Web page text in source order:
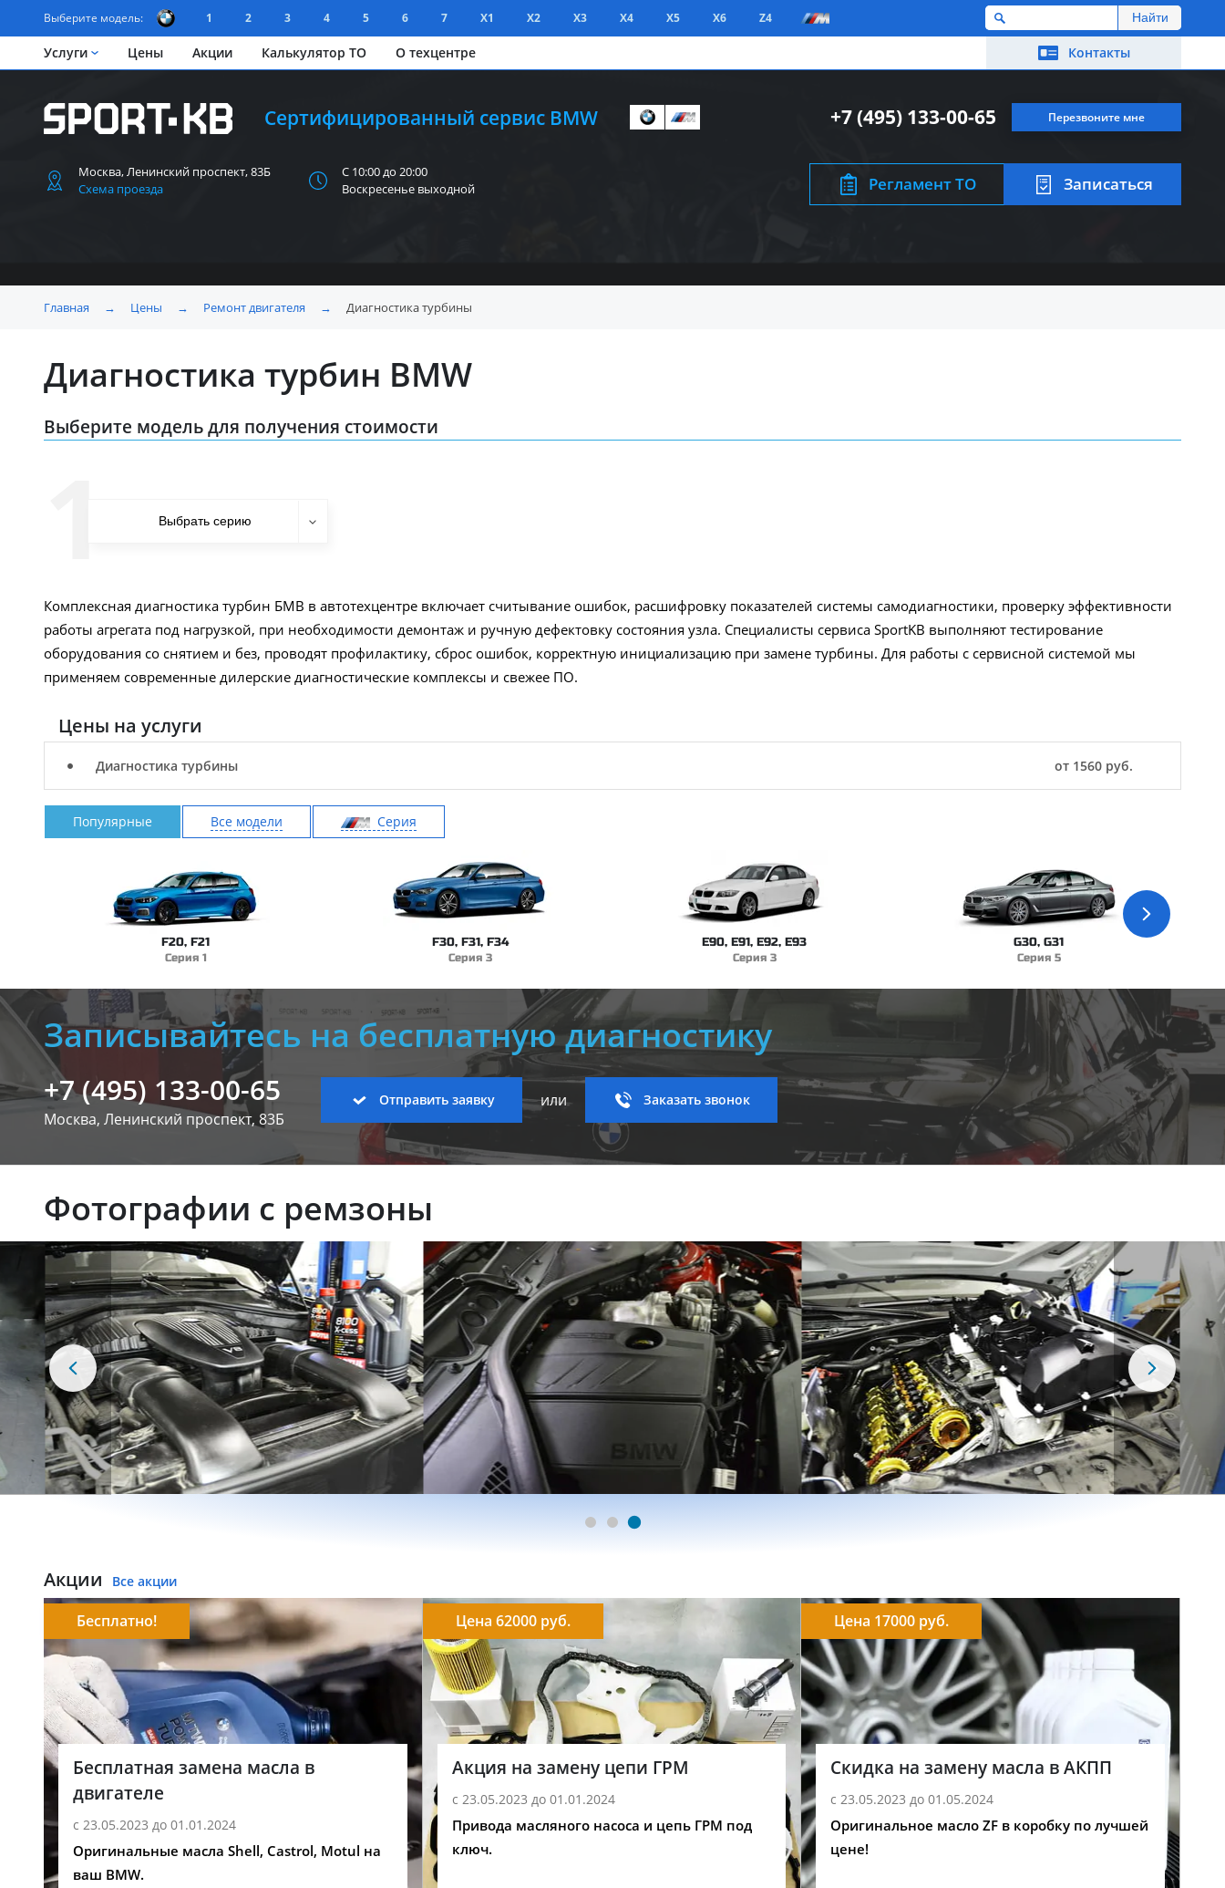
Выберите модель: 1 2 3 4 5 6 7 X1 X2 X3 X4 X5 X6 Z4
Услуги Цены Акции Калькулятор ТО О техцентре Контакты
Сертифицированный сервис BMW Перезвоните мне
+7 (495) 133-00-65
Москва, Ленинский проспект, 83Б
Схема проезда
С 10:00 до 20:00
Воскресенье выходной
Регламент ТО Записаться
Главная → Цены → Ремонт двигателя → Диагностика турбины
Диагностика турбин BMW
Выберите модель для получения стоимости
Комплексная диагностика турбин БМВ в автотехцентре включает считывание ошибок, расшифровку показателей системы самодиагностики, проверку эффективности
работы агрегата под нагрузкой, при необходимости демонтаж и ручную дефектовку состояния узла. Специалисты сервиса SportKB выполняют тестирование
оборудования со снятием и без, проводят профилактику, сброс ошибок, корректную инициализацию при замене турбины. Для работы с сервисной системой мы
применяем современные дилерские диагностические комплексы и свежее ПО.
Цены на услуги
Диагностика турбины от 1560 руб.
Популярные Все модели Cерия
F20, F21
Серия 1
F30, F31, F34
Серия 3
E90, E91, E92, E93
Серия 3
G30, G31
Серия 5
Записывайтесь на бесплатную диагностику
+7 (495) 133-00-65
Москва, Ленинский проспект, 83Б
Отправить заявку или Заказать звонок
Фотографии с ремзоны
Акции Все акции
Бесплатная замена масла в
двигателе
с 23.05.2023 до 01.01.2024
Бесплатно!
Оригинальные масла Shell, Castrol, Motul на
ваш BMW.
Акция на замену цепи ГРМ
с 23.05.2023 до 01.01.2024
Цена 62000 руб.
Привода масляного насоса и цепь ГРМ под
ключ.
Скидка на замену масла в АКПП
с 23.05.2023 до 01.05.2024
Цена 17000 руб.
Оригинальное масло ZF в коробку по лучшей
цене!